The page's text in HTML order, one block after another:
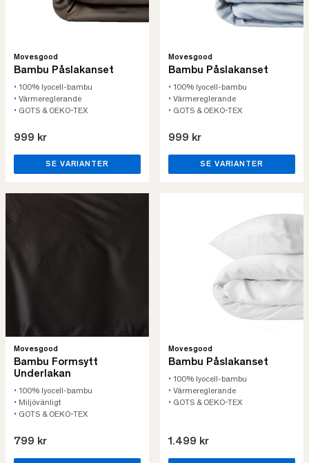
Movesgood
Bambu Påslakanset
• 100% lyocell-bambu
• Värmereglerande
• GOTS & OEKO-TEX
999 kr
SE VARIANTER
Movesgood
Bambu Påslakanset
• 100% lyocell-bambu
• Värmereglerande
• GOTS & OEKO-TEX
999 kr
SE VARIANTER
Movesgood
Bambu Formsytt
Underlakan
• 100% lyocell-bambu
• Miljövänligt
• GOTS & OEKO-TEX
799 kr
Movesgood
Bambu Påslakanset
• 100% lyocell-bambu
• Värmereglerande
• GOTS & OEKO-TEX
1.499 kr